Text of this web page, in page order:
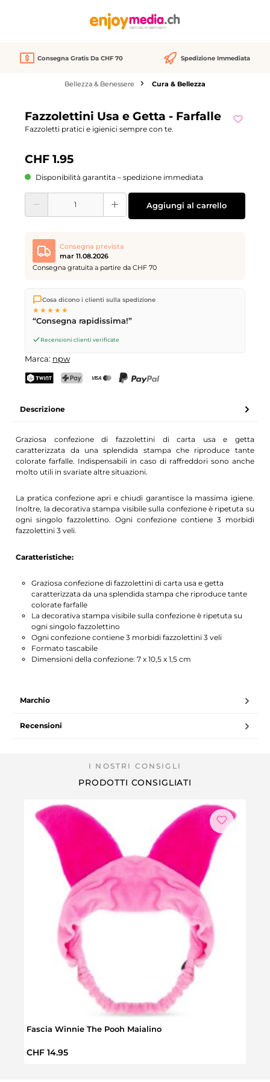
Consegna Gratis Da CHF 70 Spedizione Immediata
Bellezza & Benessere Cura & Bellezza
Fazzolettini Usa e Getta - Farfalle
Fazzoletti pratici e igienici sempre con te.
CHF 1.95
Disponibilità garantita – spedizione immediata
Quantità del prodotto: inserisci la quantità desiderata o usa i pulsanti per
Aggiungi al carrello
Consegna prevista
mar 11.08.2026
Consegna gratuita a partire da CHF 70
Spediamo direttamente dal nostro magazzino a Kriens, in
Svizzera.Consegna gratuitaa partire da
effettuati entro le
giorno lavorativo successivo
Cosa dicono i clienti sulla spedizione
★★★★★
“Consegna rapidissima!”
Recensioni clienti verificate
Marca: npw
Descrizione
Graziosa confezione di fazzolettini di carta usa e getta
caratterizzata da una splendida stampa che riproduce tante
colorate farfalle. Indispensabili in caso di raffreddori sono anche
molto utili in svariate altre situazioni.
La pratica confezione apri e chiudi garantisce la massima igiene.
Inoltre, la decorativa stampa visibile sulla confezione è ripetuta su
ogni singolo fazzolettino. Ogni confezione contiene 3 morbidi
fazzolettini 3 veli.
Caratteristiche:
Graziosa confezione di fazzolettini di carta usa e getta
caratterizzata da una splendida stampa che riproduce tante
colorate farfalle
La decorativa stampa visibile sulla confezione è ripetuta su
ogni singolo fazzolettino
Ogni confezione contiene 3 morbidi fazzolettini 3 veli
Formato tascabile
Dimensioni della confezione: 7 x 10,5 x 1,5 cm
Marchio
Recensioni
PRODOTTI CONSIGLIATI
Fascia Winnie The Pooh Maialino
Prezzo normale:
CHF 14.95